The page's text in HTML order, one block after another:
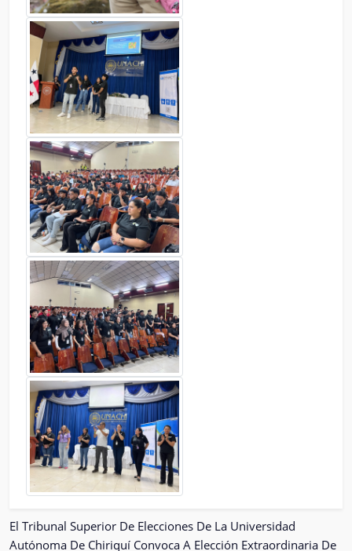
El Tribunal Superior De Elecciones De La Universidad
Autónoma De Chiriquí Convoca A Elección Extraordinaria De